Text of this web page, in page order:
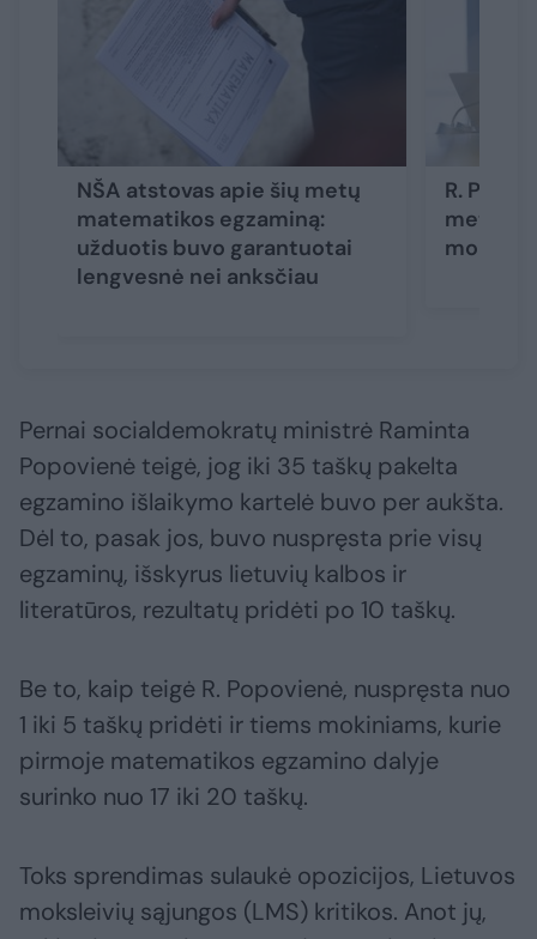
NŠA atstovas apie šių metų
matematikos egzaminą:
užduotis buvo garantuotai
lengvesnė nei anksčiau
R.
metų
Pernai socialdemokratų ministrė Raminta
Popovienė teigė, jog iki 35 taškų pakelta
egzamino išlaikymo kartelė buvo per aukšta.
Dėl to, pasak jos, buvo nuspręsta prie visų
egzaminų, išskyrus lietuvių kalbos ir
literatūros, rezultatų pridėti po 10 taškų.
Be to, kaip teigė R. Popovienė, nuspręsta nuo
1 iki 5 taškų pridėti ir tiems mokiniams, kurie
pirmoje matematikos egzamino dalyje
surinko nuo 17 iki 20 taškų.
Toks sprendimas sulaukė opozicijos, Lietuvos
moksleivių sąjungos (LMS) kritikos. Anot jų,